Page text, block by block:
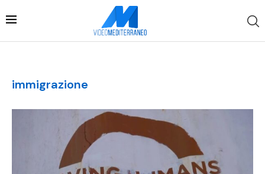
immigrazione